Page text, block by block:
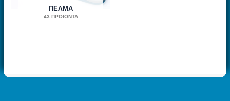
ΠΈΛΜΑ
43 ΠΡΟΪΌΝΤΑ